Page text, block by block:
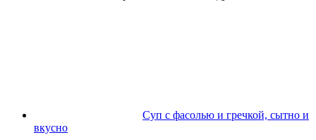
Суп с фасолью и гречкой, сытно и
вкусно